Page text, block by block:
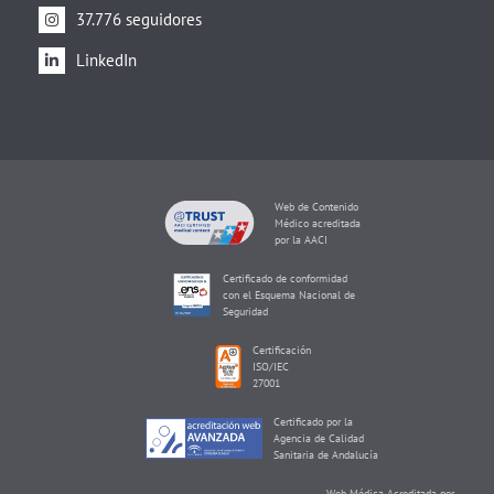
37.776 seguidores
LinkedIn
Web de Contenido
Médico acreditada
por la AACI
Certificado de conformidad
con el Esquema Nacional de
Seguridad
Certificación
ISO/IEC
27001
Certificado por la
Agencia de Calidad
Sanitaria de Andalucía